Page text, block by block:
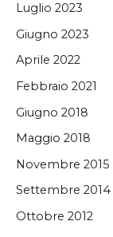
Luglio 2023
Giugno 2023
Aprile 2022
Febbraio 2021
Giugno 2018
Maggio 2018
Novembre 2015
Settembre 2014
Ottobre 2012